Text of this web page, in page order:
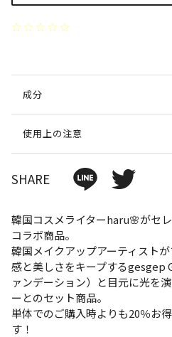
成分
使用上の注意
SHARE
韓国コスメライターharu🌸がセ
コラボ商品。
韓国メイクアップアーティスト
感と美しさをキープするgesgep
ァンデーション）と目元に光を
ーとのセット商品。
単体でのご購入時よりも20％お
す！